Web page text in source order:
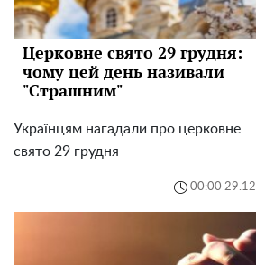
Церковне свято 29 грудня:
чому цей день називали
"Страшним"
Українцям нагадали про церковне
свято 29 грудня
00:00 29.12